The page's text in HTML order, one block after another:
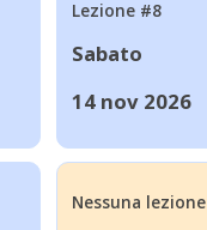
Lezione #8
Sabato
14 nov 2026
Nessuna lezione